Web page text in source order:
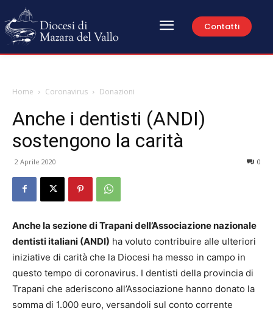
Contatti
Home Coronavirus Donazioni
Anche i dentisti (ANDI)
sostengono la carità
2 Aprile 2020 0
Anche la sezione di Trapani dell’Associazione nazionale
dentisti italiani (ANDI) ha voluto contribuire alle ulteriori
iniziative di carità che la Diocesi ha messo in campo in
questo tempo di coronavirus. I dentisti della provincia di
Trapani che aderiscono all’Associazione hanno donato la
somma di 1.000 euro, versandoli sul conto corrente